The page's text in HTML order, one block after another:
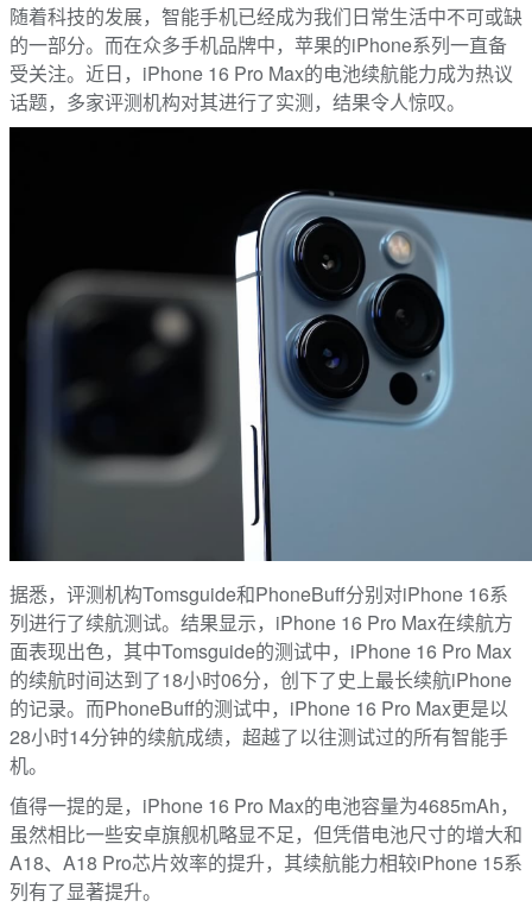
随着科技的发展，智能手机已经成为我们日常生活中不可或缺
的一部分。而在众多手机品牌中，苹果的iPhone系列一直备
受关注。近日，iPhone 16 Pro Max的电池续航能力成为热议
话题，多家评测机构对其进行了实测，结果令人惊叹。
据悉，评测机构Tomsguide和PhoneBuff分别对iPhone 16系
列进行了续航测试。结果显示，iPhone 16 Pro Max在续航方
面表现出色，其中Tomsguide的测试中，iPhone 16 Pro Max
的续航时间达到了18小时06分，创下了史上最长续航iPhone
的记录。而PhoneBuff的测试中，iPhone 16 Pro Max更是以
28小时14分钟的续航成绩，超越了以往测试过的所有智能手
机。
值得一提的是，iPhone 16 Pro Max的电池容量为4685mAh，
虽然相比一些安卓旗舰机略显不足，但凭借电池尺寸的增大和
A18、A18 Pro芯片效率的提升，其续航能力相较iPhone 15系
列有了显著提升。